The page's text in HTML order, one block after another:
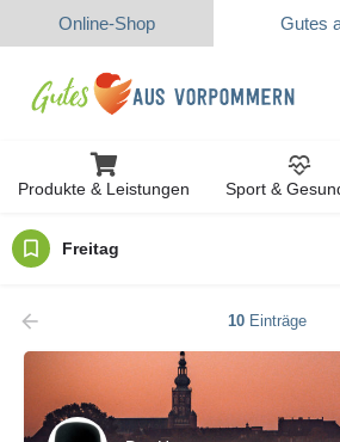
Online-Shop Gutes
Produkte & Leistungen Sport &
Freitag
10 Einträge